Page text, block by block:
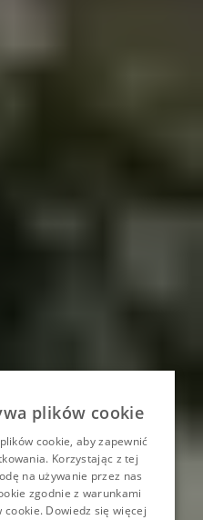
plików cookie
cookie, aby zapewnić
Korzystając z tej
na używanie przez nas
zgodnie z warunkami
cookie. Dowiedz się więcej